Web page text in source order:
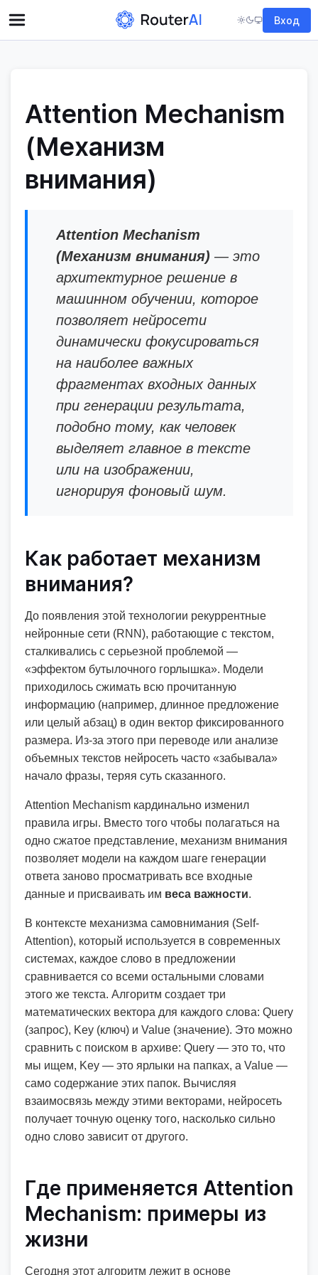
Вход
Attention Mechanism
(Механизм
внимания)
Attention Mechanism
(Механизм внимания) — это
архитектурное решение в
машинном обучении, которое
позволяет нейросети
динамически фокусироваться
на наиболее важных
фрагментах входных данных
при генерации результата,
подобно тому, как человек
выделяет главное в тексте
или на изображении,
игнорируя фоновый шум.
Как работает механизм
внимания?
До появления этой технологии рекуррентные
нейронные сети (RNN), работающие с текстом,
сталкивались с серьезной проблемой —
«эффектом бутылочного горлышка». Модели
приходилось сжимать всю прочитанную
информацию (например, длинное предложение
или целый абзац) в один вектор фиксированного
размера. Из-за этого при переводе или анализе
объемных текстов нейросеть часто «забывала»
начало фразы, теряя суть сказанного.
Attention Mechanism кардинально изменил
правила игры. Вместо того чтобы полагаться на
одно сжатое представление, механизм внимания
позволяет модели на каждом шаге генерации
ответа заново просматривать все входные
данные и присваивать им веса важности.
В контексте механизма самовнимания (Self-
Attention), который используется в современных
системах, каждое слово в предложении
сравнивается со всеми остальными словами
этого же текста. Алгоритм создает три
математических вектора для каждого слова: Query
(запрос), Key (ключ) и Value (значение). Это можно
сравнить с поиском в архиве: Query — это то, что
мы ищем, Key — это ярлыки на папках, а Value —
само содержание этих папок. Вычисляя
взаимосвязь между этими векторами, нейросеть
получает точную оценку того, насколько сильно
одно слово зависит от другого.
Где применяется Attention
Mechanism: примеры из
жизни
Сегодня этот алгоритм лежит в основе